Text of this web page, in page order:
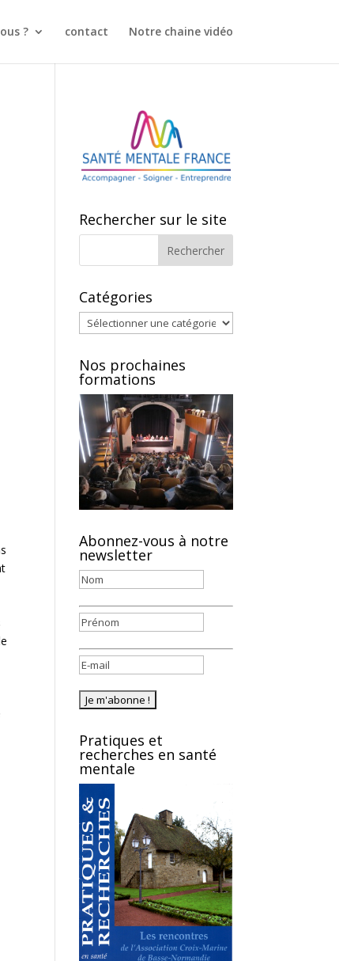
? contact Notre chaine vidéo
Rechercher sur le site
Catégories
Catégories
Nos prochaines
formations
Abonnez-vous à notre
newsletter
Pratiques et
recherches en santé
mentale